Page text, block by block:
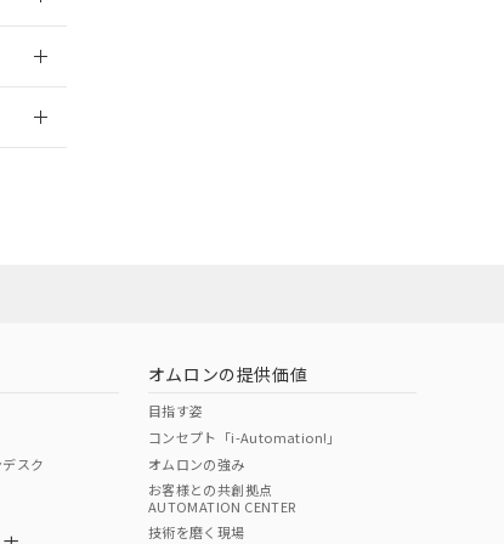
スク
オムロンの提供価値
目指す姿
コンセプト「i-Automation!」
オムロンの強み
お客様との共創拠点
AUTOMATION CENTER
技術を磨く現場